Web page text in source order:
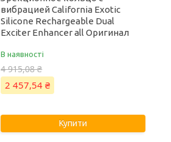
вибрацией California Exotic
Silicone Rechargeable Dual
Exciter Enhancer all Оригинал
В наявності
4 915,08 ₴
2 457,54 ₴
Купити